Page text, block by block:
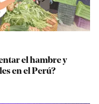
el hambre y
en el Perú?